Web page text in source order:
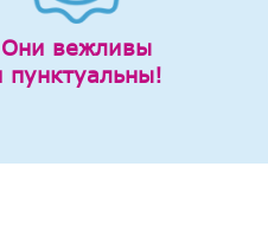
Они вежливы
пунктуальны!